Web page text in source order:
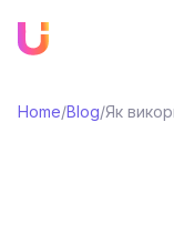
Home/Blog/Як